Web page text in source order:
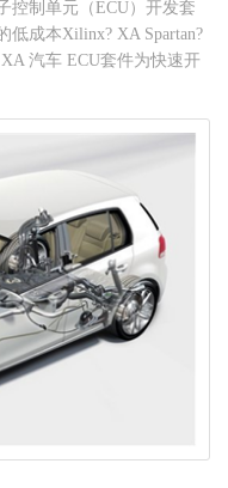
控制单元（ECU）开发套
成本Xilinx? XA Spartan?
汽车 ECU套件为快速开